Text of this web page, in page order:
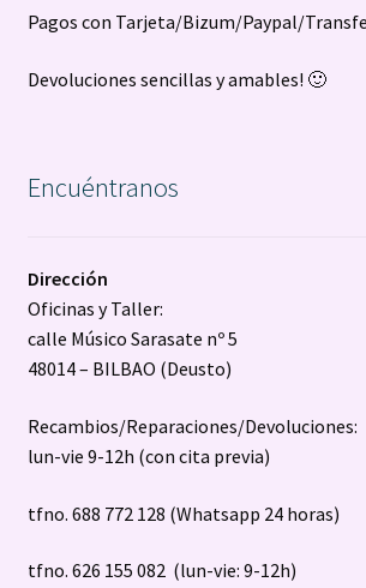
Pagos con Tarjeta/Bizum/Paypal/
Devoluciones sencillas y amables! 🙂
Encuéntranos
Dirección
Oficinas y Taller:
calle Músico Sarasate nº 5
48014 – BILBAO (Deusto)
Recambios/Reparaciones/Devoluciones:
lun-vie 9-12h (con cita previa)
tfno. 688 772 128 (Whatsapp 24 horas)
tfno. 626 155 082 (lun-vie: 9-12h)